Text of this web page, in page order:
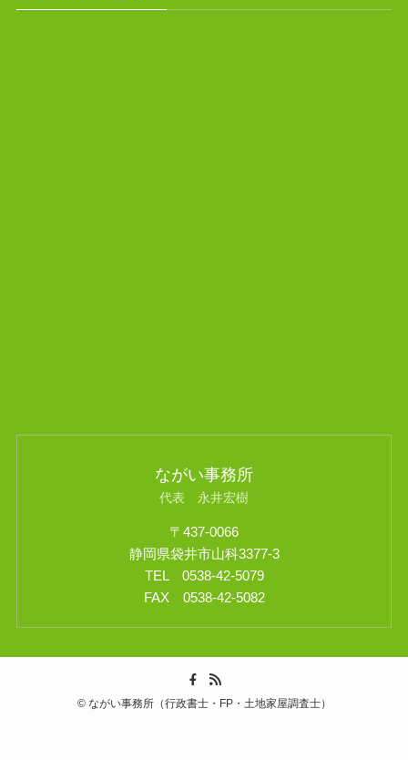
ながい事務所
代表 永井宏樹
〒437-0066
静岡県袋井市山科3377-3
TEL 0538-42-5079
FAX 0538-42-5082
©ながい事務所（行政書士・FP・土地家屋調査士）